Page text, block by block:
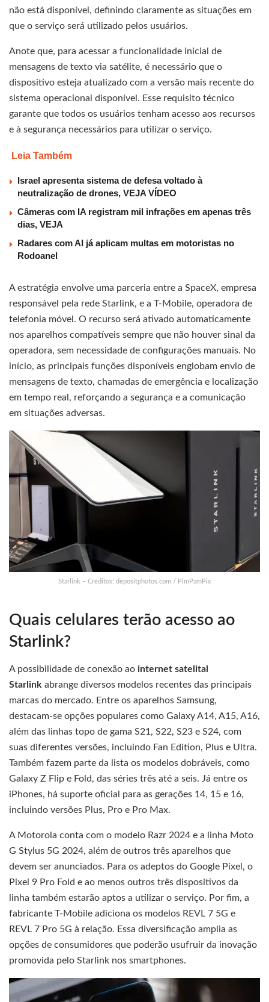
não está disponível, definindo claramente as situações em
que o serviço será utilizado pelos usuários.
Anote que, para acessar a funcionalidade inicial de
mensagens de texto via satélite, é necessário que o
dispositivo esteja atualizado com a versão mais recente do
sistema operacional disponível. Esse requisito técnico
garante que todos os usuários tenham acesso aos recursos
e à segurança necessários para utilizar o serviço.
Leia Também
Israel apresenta sistema de defesa voltado à
neutralização de drones, VEJA VÍDEO
Câmeras com IA registram mil infrações em apenas três
dias, VEJA
Radares com AI já aplicam multas em motoristas no
Rodoanel
A estratégia envolve uma parceria entre a SpaceX, empresa
responsável pela rede Starlink, e a T-Mobile, operadora de
telefonia móvel. O recurso será ativado automaticamente
nos aparelhos compatíveis sempre que não houver sinal da
operadora, sem necessidade de configurações manuais. No
início, as principais funções disponíveis englobam envio de
mensagens de texto, chamadas de emergência e localização
em tempo real, reforçando a segurança e a comunicação
em situações adversas.
Starlink – Créditos: depositphotos.com / PimPamPix
Quais celulares terão acesso ao
Starlink?
A possibilidade de conexão ao internet satelital
Starlink abrange diversos modelos recentes das principais
marcas do mercado. Entre os aparelhos Samsung,
destacam-se opções populares como Galaxy A14, A15, A16,
além das linhas topo de gama S21, S22, S23 e S24, com
suas diferentes versões, incluindo Fan Edition, Plus e Ultra.
Também fazem parte da lista os modelos dobráveis, como
Galaxy Z Flip e Fold, das séries três até a seis. Já entre os
iPhones, há suporte oficial para as gerações 14, 15 e 16,
incluindo versões Plus, Pro e Pro Max.
A Motorola conta com o modelo Razr 2024 e a linha Moto
G Stylus 5G 2024, além de outros três aparelhos que
devem ser anunciados. Para os adeptos do Google Pixel, o
Pixel 9 Pro Fold e ao menos outros três dispositivos da
linha também estarão aptos a utilizar o serviço. Por fim, a
fabricante T-Mobile adiciona os modelos REVL 7 5G e
REVL 7 Pro 5G à relação. Essa diversificação amplia as
opções de consumidores que poderão usufruir da inovação
promovida pelo Starlink nos smartphones.